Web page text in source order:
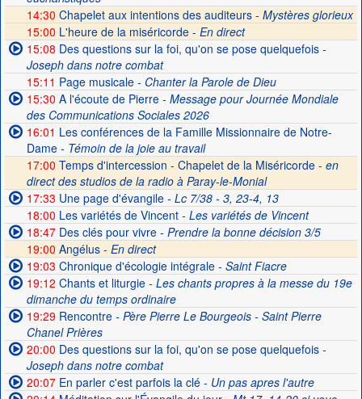
14:30 Chapelet aux intentions des auditeurs - Mystères glorieux
15:00 L'heure de la miséricorde - En direct
15:08 Des questions sur la foi, qu'on se pose quelquefois-
Joseph dans notre combat
15:11 Page musicale- Chanter la Parole de Dieu
15:30 A l'écoute de Pierre- Message pour Journée Mondiale
des Communications Sociales 2026
16:01 Les conférences de la Famille Missionnaire de Notre-
Dame- Témoin de la joie au travail
17:00 Temps d'intercession - Chapelet de la Miséricorde - en
direct des studios de la radio à Paray-le-Monial
17:33 Une page d'évangile- Lc 7/38 - 3, 23-4, 13
18:00 Les variétés de Vincent- Les variétés de Vincent
18:47Des clés pour vivre- Prendre la bonne décision 3/5
19:00 Angélus - En direct
19:03 Chronique d'écologie intégrale- Saint Fiacre
19:12 Chants et liturgie- Les chants propres à la messe du 19e
dimanche du temps ordinaire
19:29Rencontre- Père Pierre Le Bourgeois - Saint Pierre
Chanel Prières
20:00 Des questions sur la foi, qu'on se pose quelquefois-
Joseph dans notre combat
20:07En parler c'est parfois la clé- Un pas apres l'autre